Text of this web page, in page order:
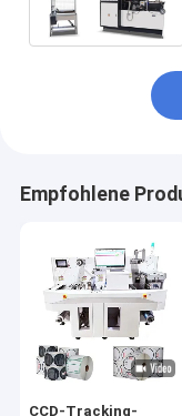
Empfohlene
CCD-Tracking-